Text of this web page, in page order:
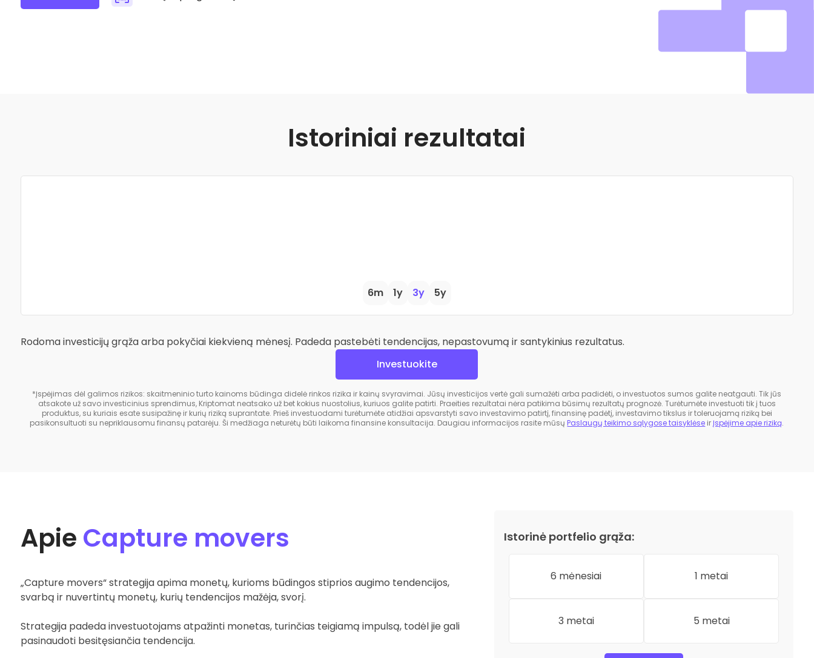
Istoriniai rezultatai
6m 1y 3y 5y
Rodoma investicijų grąža arba pokyčiai kiekvieną mėnesį. Padeda pastebėti tendencijas, nepastovumą ir santykinius rezultatus.
Investuokite
*Įspėjimas dėl galimos rizikos: skaitmeninio turto kainoms būdinga didelė rinkos rizika ir kainų svyravimai. Jūsų investicijos vertė gali sumažėti arba padidėti, o investuotos sumos galite neatgauti. Tik jūs
atsakote už savo investicinius sprendimus, Kriptomat neatsako už bet kokius nuostolius, kuriuos galite patirti. Praeities rezultatai nėra patikima būsimų rezultatų prognozė. Turėtumėte investuoti tik į tuos
produktus, su kuriais esate susipažinę ir kurių riziką suprantate. Prieš investuodami turėtumėte atidžiai apsvarstyti savo investavimo patirtį, finansinę padėtį, investavimo tikslus ir toleruojamą riziką bei
pasikonsultuoti su nepriklausomu finansų patarėju. Ši medžiaga neturėtų būti laikoma finansine konsultacija. Daugiau informacijos rasite mūsųPaslaugų teikimo sąlygose taisyklėse ir Įspėjime apie riziką.
Apie Capture movers
„Capture movers“ strategija apima monetų, kurioms būdingos stiprios augimo tendencijos,
svarbą ir nuvertintų monetų, kurių tendencijos mažėja, svorį.
Strategija padeda investuotojams atpažinti monetas, turinčias teigiamą impulsą, todėl jie gali
pasinaudoti besitęsiančia tendencija.
Istorinė portfelio grąža:
6 mėnesiai 1 metai
3 metai 5 metai